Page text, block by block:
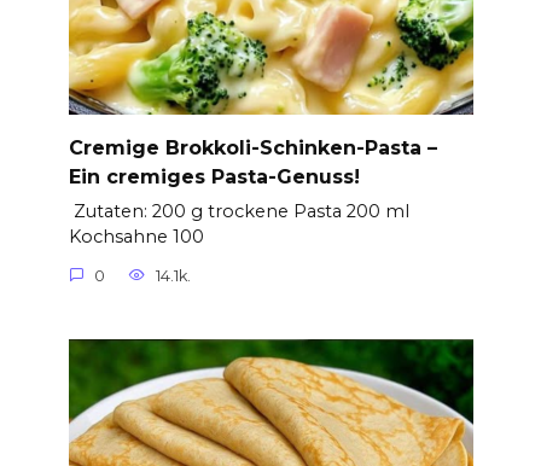
Cremige Brokkoli-Schinken-Pasta –
Ein cremiges Pasta-Genuss!
Zutaten: 200 g trockene Pasta 200 ml
Kochsahne 100
0 14.1k.